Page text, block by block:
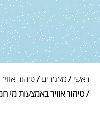
ראשי / מאמרים/טיהור אוויר
/ טיהור אוויר באמצעות מי